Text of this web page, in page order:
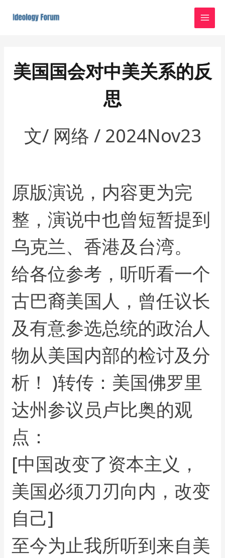
美国国会对中美关系的反
思
文/ 网络 / 2024Nov23
原版演说，内容更为完
整，演说中也曾短暂提到
乌克兰、香港及台湾。
给各位参考，听听看一个
古巴裔美国人，曾任议长
及有意参选总统的政治人
物从美国内部的检讨及分
析！ )转传：美国佛罗里
达州参议员卢比奥的观
点：
[中国改变了资本主义，
美国必须刀刃向内，改变
自己]
至今为止我所听到来自美